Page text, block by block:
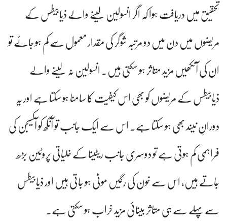
تحقیق میں دریافت ہوا کہ اگر انسولین لینے والے ذیابیطس کے
مریضوں میں دن میں دو مرتبہ شوگر کی مقدار معمول سے کم ہو جائے تو
ان کی آنکھیں مزید متاثر ہو سکتی ہیں۔ انسولین نہ لینے والے
ذیابیطس کے مریضوں کو بھی اس کیفیت کا سامنا ہو سکتا ہے اور یہ
دورانِ نیند بھی ہو سکتا ہے۔ اس سے ایک جانب تو آنکھ کو آکسیجن کی
فراہمی کم ہوتی ہے تو دوسری جانب ریٹینا کے خلیاتی پروٹین بڑھ
جاتے ہیں، اس سے خون کی رگیں موٹی ہو جاتی ہیں اور ذیابیطس
سے پہلے سے ہی متاثر بینائی مزید خراب ہو سکتی ہے۔